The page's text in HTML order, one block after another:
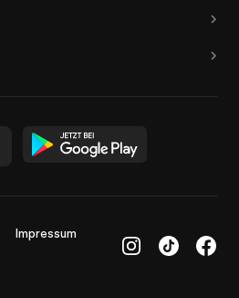
Impressum